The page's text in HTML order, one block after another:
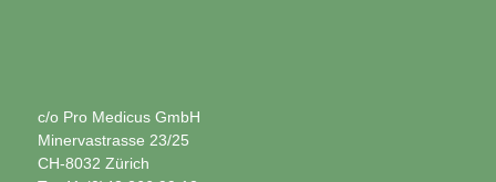
c/o Pro Medicus GmbH
Minervastrasse 23/25
CH-8032 Zürich